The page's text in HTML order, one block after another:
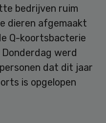
bedrijven ruim
dieren afgemaakt
Q-koortsbacterie
werd
dat dit jaar
is opgelopen